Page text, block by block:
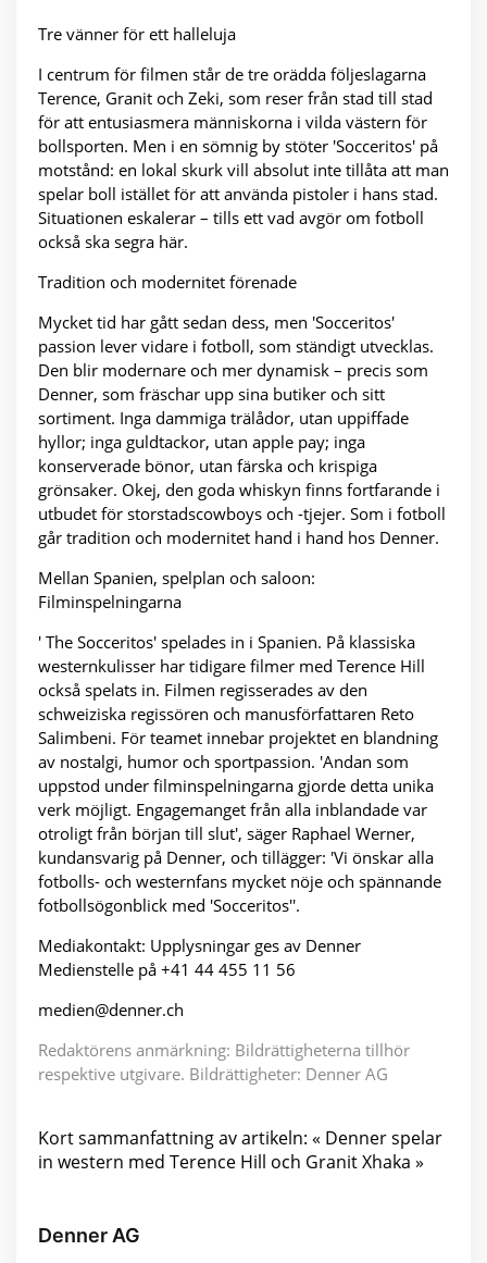
Tre vänner för ett halleluja
I centrum för filmen står de tre orädda följeslagarna
Terence, Granit och Zeki, som reser från stad till stad
för att entusiasmera människorna i vilda västern för
bollsporten. Men i en sömnig by stöter 'Socceritos' på
motstånd: en lokal skurk vill absolut inte tillåta att man
spelar boll istället för att använda pistoler i hans stad.
Situationen eskalerar – tills ett vad avgör om fotboll
också ska segra här.
Tradition och modernitet förenade
Mycket tid har gått sedan dess, men 'Socceritos'
passion lever vidare i fotboll, som ständigt utvecklas.
Den blir modernare och mer dynamisk – precis som
Denner, som fräschar upp sina butiker och sitt
sortiment. Inga dammiga trälådor, utan uppiffade
hyllor; inga guldtackor, utan apple pay; inga
konserverade bönor, utan färska och krispiga
grönsaker. Okej, den goda whiskyn finns fortfarande i
utbudet för storstadscowboys och -tjejer. Som i fotboll
går tradition och modernitet hand i hand hos Denner.
Mellan Spanien, spelplan och saloon:
Filminspelningarna
' The Socceritos' spelades in i Spanien. På klassiska
westernkulisser har tidigare filmer med Terence Hill
också spelats in. Filmen regisserades av den
schweiziska regissören och manusförfattaren Reto
Salimbeni. För teamet innebar projektet en blandning
av nostalgi, humor och sportpassion. 'Andan som
uppstod under filminspelningarna gjorde detta unika
verk möjligt. Engagemanget från alla inblandade var
otroligt från början till slut', säger Raphael Werner,
kundansvarig på Denner, och tillägger: 'Vi önskar alla
fotbolls- och westernfans mycket nöje och spännande
fotbollsögonblick med 'Socceritos''.
Mediakontakt: Upplysningar ges av Denner
Medienstelle på +41 44 455 11 56
medien@denner.ch
Redaktörens anmärkning: Bildrättigheterna tillhör
respektive utgivare. Bildrättigheter: Denner AG
Kort sammanfattning av artikeln: « Denner spelar
in western med Terence Hill och Granit Xhaka »
Denner AG